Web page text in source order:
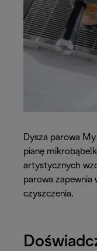
Dysza parowa
pianę
artystycznych
parowa zapewnia
czyszczenia.